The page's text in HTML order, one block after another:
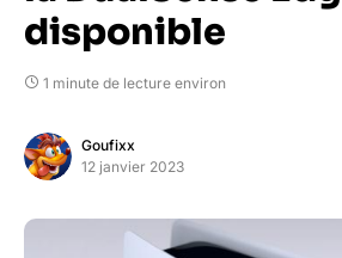
disponible
1 minute de lecture environ
Goufixx
12 janvier 2023